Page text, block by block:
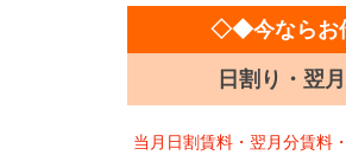
◇◆今ならお
日割り・翌
当月日割賃料・翌月分賃